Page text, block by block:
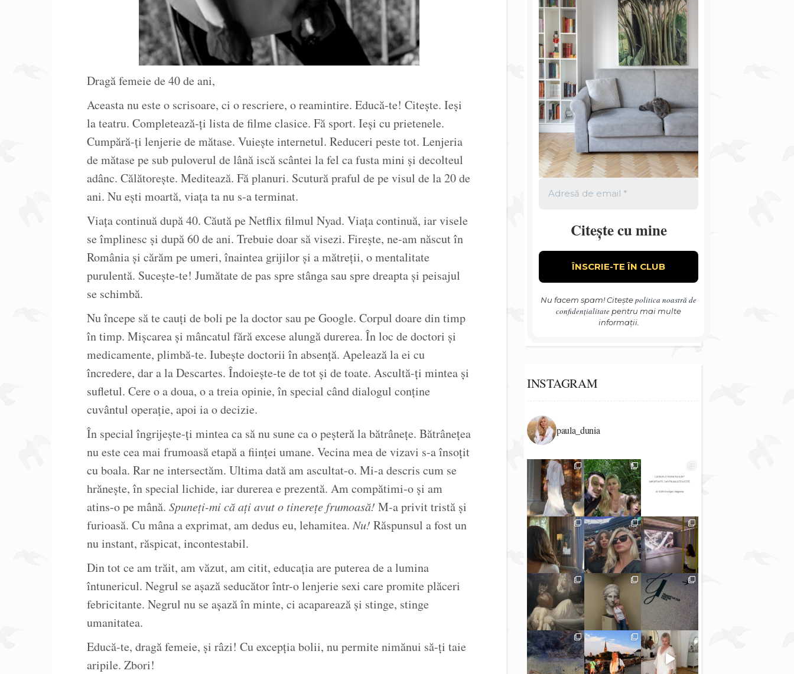
Dragă femeie de 40 de ani,
Aceasta nu este o scrisoare, ci o rescriere, o reamintire. Educă-te! Citește. Ieși
la teatru. Completează-ți lista de filme clasice. Fă sport. Ieși cu prietenele.
Cumpără-ți lenjerie de mătase. Vuiește internetul. Reduceri peste tot. Lenjeria
de mătase pe sub puloverul de lână iscă scântei la fel ca fusta mini și decolteul
adânc. Călătorește. Meditează. Fă planuri. Scutură praful de pe visul de la 20 de
ani. Nu ești moartă, viața ta nu s-a terminat.
Viața continuă după 40. Căută pe Netflix filmul Nyad. Viața continuă, iar visele
se împlinesc și după 60 de ani. Trebuie doar să visezi. Firește, ne-am născut în
România și cărăm pe umeri, înaintea grijilor și a mătreții, o mentalitate
purulentă. Sucește-te! Jumătate de pas spre stânga sau spre dreapta și peisajul
se schimbă.
Nu începe să te cauți de boli pe la doctor sau pe Google. Corpul doare din timp
în timp. Mișcarea și mâncatul fără excese alungă durerea. În loc de doctori și
medicamente, plimbă-te. Iubește doctorii în absență. Apelează la ei cu
încredere, dar a la Descartes. Îndoiește-te de tot și de toate. Ascultă-ți mintea și
sufletul. Cere o a doua, o a treia opinie, în special când dialogul conține
cuvântul operație, apoi ia o decizie.
În special îngrijește-ți mintea ca să nu sune ca o peșteră la bătrânețe. Bătrânețea
nu este cea mai frumoasă etapă a ființei umane. Vecina mea de vizavi s-a însoțit
cu boala. Rar ne intersectăm. Ultima dată am ascultat-o. Mi-a descris cum se
hrănește, în special lichide, iar durerea e prezentă. Am compătimi-o și am
atins-o pe mână. Spuneți-mi că ați avut o tinerețe frumoasă! M-a privit tristă și
furioasă. Cu mâna a exprimat, am dedus eu, lehamitea. Nu! Răspunsul a fost un
nu instant, răspicat, incontestabil.
Din tot ce am trăit, am văzut, am citit, educația are puterea de a lumina
întunericul. Negrul se așază seducător într-o lenjerie sexi care promite plăceri
febricitante. Negrul nu se așază în minte, ci acaparează și stinge, stinge
umanitatea.
Educă-te, dragă femeie, și râzi! Cu excepția bolii, nu permite nimănui să-ți taie
aripile. Zbori!
Citește cu mine
Nu facem spam! Citeștepolitica noastră de
confidențialitate pentru mai multe
informații.
INSTAGRAM
paula_dunia